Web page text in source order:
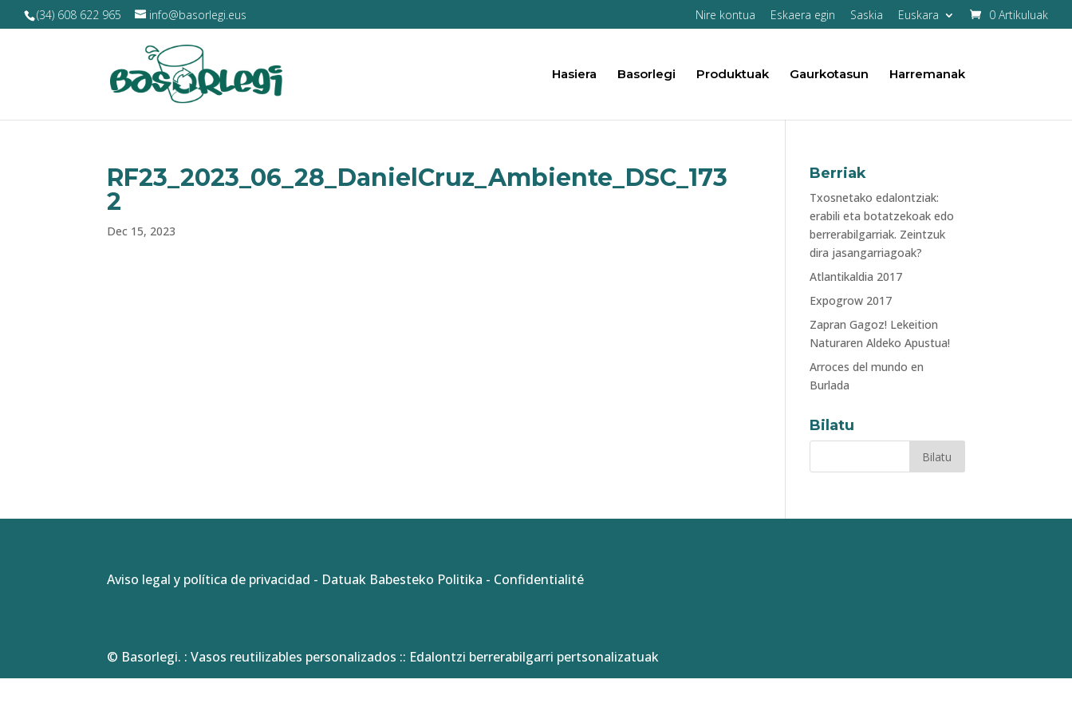
(34) 608 622 965 info@basorlegi.eus Nire kontua Eskaera egin Saskia Euskara 0 Artikuluak
Hasiera Basorlegi Produktuak Gaurkotasun Harremanak
RF23_2023_06_28_DanielCruz_Ambiente_DSC_173
2
Dec 15, 2023
Berriak
Txosnetako edalontziak:
erabili eta botatzekoak edo
berrerabilgarriak. Zeintzuk
dira jasangarriagoak?
Atlantikaldia 2017
Expogrow 2017
Zapran Gagoz! Lekeition
Naturaren Aldeko Apustua!
Arroces del mundo en
Burlada
Bilatu
Aviso legal y política de privacidad - Datuak Babesteko Politika - Confidentialité
© Basorlegi. : Vasos reutilizables personalizados :: Edalontzi berrerabilgarri pertsonalizatuak